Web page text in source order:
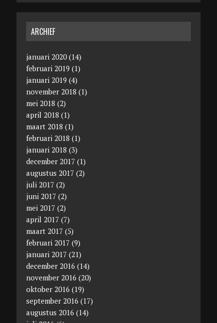
ARCHIEF
januari 2020(14)
februari 2019 (1)
januari 2019 (4)
november 2018 (1)
mei 2018 (2)
april 2018 (1)
maart 2018 (1)
februari 2018 (1)
januari 2018 (3)
december 2017 (1)
augustus 2017 (2)
juli 2017 (2)
juni 2017 (2)
mei 2017 (2)
april 2017 (7)
maart 2017 (5)
februari 2017 (9)
januari 2017 (21)
december 2016 (14)
november 2016 (20)
oktober 2016 (19)
september 2016 (17)
augustus 2016 (14)